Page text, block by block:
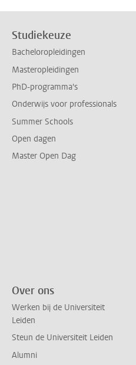
Studiekeuze
Bacheloropleidingen
Masteropleidingen
PhD-programma's
Onderwijs voor professionals
Summer Schools
Open dagen
Master Open Dag
Over ons
Werken bij de Universiteit
Leiden
Steun de Universiteit Leiden
Alumni